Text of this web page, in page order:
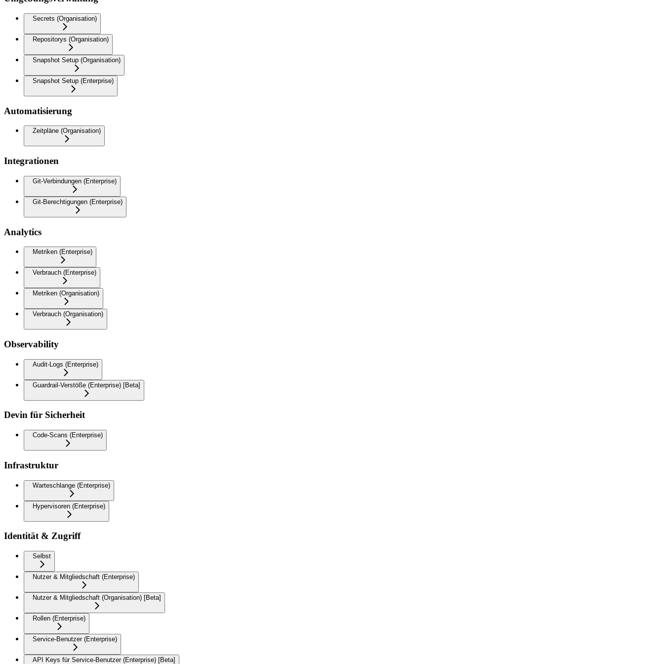
Secrets (Organisation)
Repositorys (Organisation)
Snapshot Setup (Organisation)
Snapshot Setup (Enterprise)
Automatisierung
Zeitpläne (Organisation)
Integrationen
Git-Verbindungen (Enterprise)
Git-Berechtigungen (Enterprise)
Analytics
Metriken (Enterprise)
Verbrauch (Enterprise)
Metriken (Organisation)
Verbrauch (Organisation)
Observability
Audit-Logs (Enterprise)
Guardrail-Verstöße (Enterprise) [Beta]
Devin für Sicherheit
Code-Scans (Enterprise)
Infrastruktur
Warteschlange (Enterprise)
Hypervisoren (Enterprise)
Identität & Zugriff
Selbst
Nutzer & Mitgliedschaft (Enterprise)
Nutzer & Mitgliedschaft (Organisation) [Beta]
Rollen (Enterprise)
Service-Benutzer (Enterprise)
API Keys für Service-Benutzer (Enterprise) [Beta]